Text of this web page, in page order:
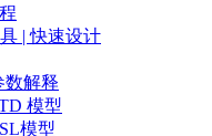
| 快速设计
数解释
模型
模型